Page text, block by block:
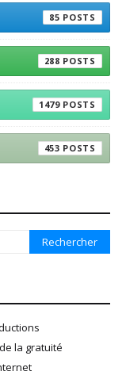
85
288
1479
453
la gratuité